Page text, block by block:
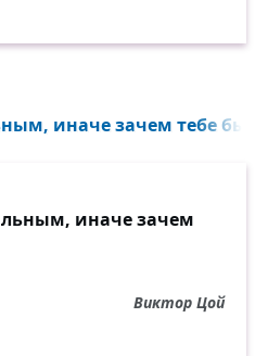
иначе зачем тебе
иначе зачем
Виктор Цой